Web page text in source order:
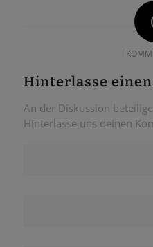
Hinterlasse
An der Diskussion
Hinterlasse uns deinen